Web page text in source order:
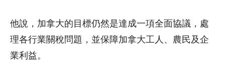
他說，加拿大的目標仍然是達成一項全面協議，處
理各行業關稅問題，並保障加拿大工人、農民及企
業利益。